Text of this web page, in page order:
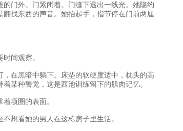
门外。门紧闭着。门缝下透出一线光。她隐约
找东西的声音。她抬起手，指节停在门前两厘
间观察。
在黑暗中躺下。床垫的软硬度适中，枕头的高
某种警觉，这是西池训练留下的肌肉记忆。
项圈的表面。
看她的男人在这栋房子里生活。